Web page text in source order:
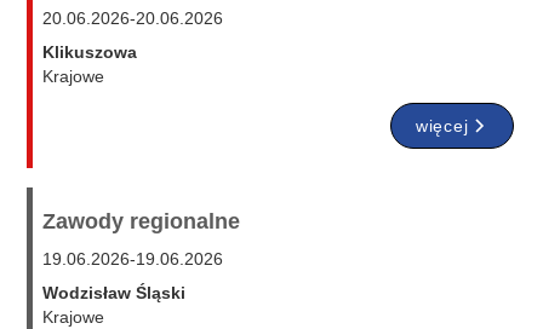
20.06.2026-20.06.2026
Klikuszowa
Krajowe
więcej
Zawody regionalne
19.06.2026-19.06.2026
Wodzisław Śląski
Krajowe